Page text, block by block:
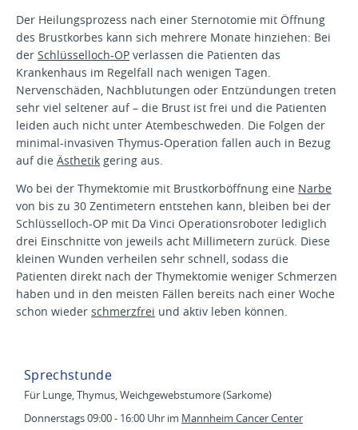
Der Heilungsprozess nach einer Sternotomie mit Öffnung
des Brustkorbes kann sich mehrere Monate hinziehen: Bei
der Schlüsselloch-OP verlassen die Patienten das
Krankenhaus im Regelfall nach wenigen Tagen.
Nervenschäden, Nachblutungen oder Entzündungen treten
sehr viel seltener auf – die Brust ist frei und die Patienten
leiden auch nicht unter Atembeschweden. Die Folgen der
minimal-invasiven Thymus-Operation fallen auch in Bezug
auf die Ästhetik gering aus.
Wo bei der Thymektomie mit Brustkorböffnung eine Narbe
von bis zu 30 Zentimetern entstehen kann, bleiben bei der
Schlüsselloch-OP mit Da Vinci Operationsroboter lediglich
drei Einschnitte von jeweils acht Millimetern zurück. Diese
kleinen Wunden verheilen sehr schnell, sodass die
Patienten direkt nach der Thymektomie weniger Schmerzen
haben und in den meisten Fällen bereits nach einer Woche
schon wieder schmerzfrei und aktiv leben können.
Sprechstunde
Für Lunge, Thymus, Weichgewebstumore (Sarkome)
Donnerstags 09:00 - 16:00 Uhr im Mannheim Cancer Center